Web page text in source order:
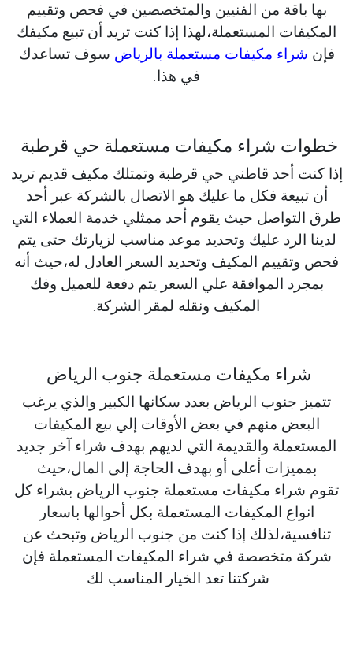
بها باقة من الفنيين والمتخصصين في فحص وتقييم
المكيفات المستعملة،لهذا إذا كنت تريد أن تبيع مكيفك
فإن شراء مكيفات مستعملة بالرياض سوف تساعدك
في هذا.
خطوات شراء مكيفات مستعملة حي قرطبة
إذا كنت أحد قاطني حي قرطبة وتمتلك مكيف قديم تريد
أن تبيعة فكل ما عليك هو الاتصال بالشركة عبر أحد
طرق التواصل حيث يقوم أحد ممثلي خدمة العملاء التي
لدينا الرد عليك وتحديد موعد مناسب لزيارتك حتى يتم
فحص وتقييم المكيف وتحديد السعر العادل له،حيث أنه
بمجرد الموافقة علي السعر يتم دفعة للعميل وفك
المكيف ونقله لمقر الشركة.
شراء مكيفات مستعملة جنوب الرياض
تتميز جنوب الرياض بعدد سكانها الكبير والذي يرغب
البعض منهم في بعض الأوقات إلي بيع المكيفات
المستعملة والقديمة التي لديهم بهدف شراء آخر جديد
بمميزات أعلى أو بهدف الحاجة إلى المال،حيث
تقوم شراء مكيفات مستعملة جنوب الرياض بشراء كل
انواع المكيفات المستعملة بكل أحوالها باسعار
تنافسية،لذلك إذا كنت من جنوب الرياض وتبحث عن
شركة متخصصة في شراء المكيفات المستعملة فإن
شركتنا تعد الخيار المناسب لك.